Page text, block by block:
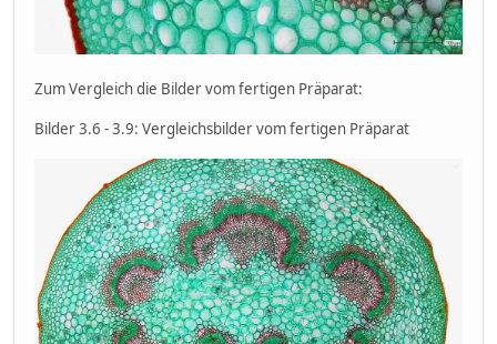
Zum Vergleich die Bilder vom fertigen Präparat:
Bilder 3.6 - 3.9: Vergleichsbilder vom fertigen Präparat